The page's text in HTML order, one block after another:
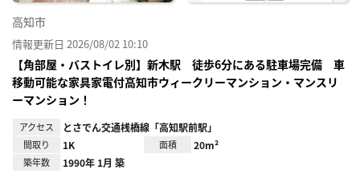
高知市
情報更新日 2026/08/02 10:10
【角部屋・バストイレ別】新木駅 徒歩6分にある駐車場完備 車
移動可能な家具家電付高知市ウィークリーマンション・マンスリ
ーマンション！
アクセス とさでん交通桟橋線「高知駅前駅」
間取り 1K 面積 20m²
築年数 1990年 1月 築